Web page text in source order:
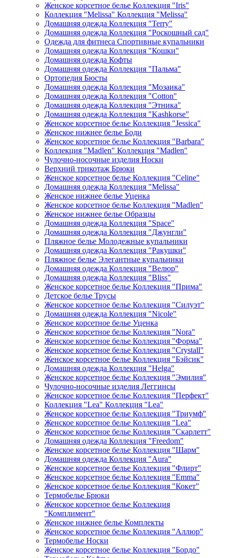
Женское корсетное белье Коллекция "Iris"
Коллекция "Melissa" Коллекция "Melissa"
Домашняя одежда Коллекция "Terry"
Домашняя одежда Коллекция "Роскошный сад"
Одежда для фитнеса Спортивные купальники
Домашняя одежда Коллекция "Кошки"
Домашняя одежда Кофты
Домашняя одежда Коллекция "Пальма"
Ортопедия Бюсты
Домашняя одежда Коллекция "Мозаика"
Домашняя одежда Коллекция "Cotton"
Домашняя одежда Коллекция "Этника"
Домашняя одежда Коллекция "Kashkorse"
Женское корсетное белье Коллекция "Jessica"
Женское нижнее белье Боди
Женское корсетное белье Коллекция "Barbara"
Коллекция "Madlen" Коллекция "Madlen"
Чулочно-носочные изделия Носки
Верхний трикотаж Брюки
Женское корсетное белье Коллекция "Celine"
Домашняя одежда Коллекция "Melissa"
Женское нижнее белье Уценка
Женское корсетное белье Коллекция "Madlen"
Женское нижнее белье Образцы
Домашняя одежда Коллекция "Space"
Домашняя одежда Коллекция "Джунгли"
Пляжное белье Молодежные купальники
Домашняя одежда Коллекция "Ракушки"
Пляжное белье Элегантные купальники
Домашняя одежда Коллекция "Велюр"
Домашняя одежда Коллекция "Bliss"
Женское корсетное белье Коллекция "Прима"
Детское белье Трусы
Женское корсетное белье Коллекция "Силуэт"
Домашняя одежда Коллекция "Nicole"
Женское корсетное белье Уценка
Женское корсетное белье Коллекция "Nora"
Женское корсетное белье Коллекция "Форма"
Женское корсетное белье Коллекция "Crystall"
Женское корсетное белье Коллекция "Бэйсик"
Домашняя одежда Коллекция "Helga"
Женское корсетное белье Коллекция "Эмилия"
Чулочно-носочные изделия Леггинсы
Женское корсетное белье Коллекция "Перфект"
Коллекция "Lea" Коллекция "Lea"
Женское корсетное белье Коллекция "Триумф"
Женское корсетное белье Коллекция "Lea"
Женское корсетное белье Коллекция "Скарлетт"
Домашняя одежда Коллекция "Freedom"
Женское корсетное белье Коллекция "Шарм"
Домашняя одежда Коллекция "Aura"
Женское корсетное белье Коллекция "Флирт"
Женское корсетное белье Коллекция "Emma"
Женское корсетное белье Коллекция "Кокет"
Термобелье Брюки
Женское корсетное белье Коллекция
"Комплимент"
Женское нижнее белье Комплекты
Женское корсетное белье Коллекция "Аллюр"
Термобелье Носки
Женское корсетное белье Коллекция "Бордо"